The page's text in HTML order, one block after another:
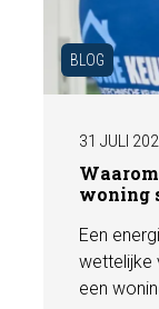
BLOG
31 JULI
woning
Een
wettelijke
een